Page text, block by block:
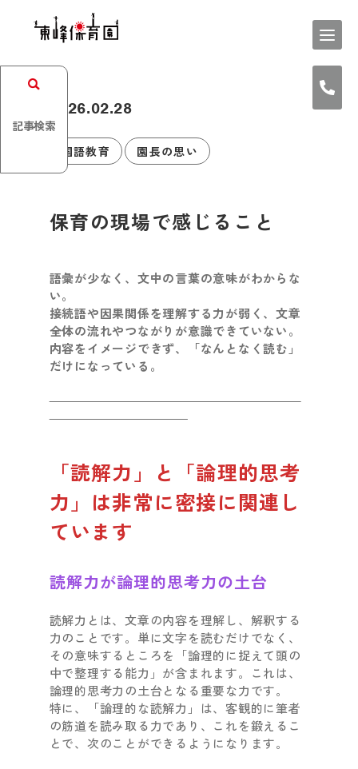
記事検索
2026.02.28
国語教育 園長の思い
保育の現場で感じること
語彙が少なく、文中の言葉の意味がわからな
い。
接続語や因果関係を理解する力が弱く、文章
全体の流れやつながりが意識できていない。
内容をイメージできず、「なんとなく読む」
だけになっている。
「読解力」と「論理的思考
力」は非常に密接に関連し
ています
読解力が論理的思考力の土台
読解力とは、文章の内容を理解し、解釈する
力のことです。単に文字を読むだけでなく、
その意味するところを「論理的に捉えて頭の
中で整理する能力」が含まれます。これは、
論理的思考力の土台となる重要な力です。
特に、「論理的な読解力」は、客観的に筆者
の筋道を読み取る力であり、これを鍛えるこ
とで、次のことができるようになります。